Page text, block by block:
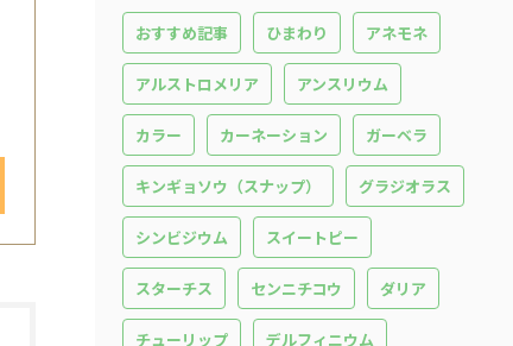
おすすめ記事 ひまわり アネモネ
アルストロメリア アンスリウム
カラー カーネーション ガーベラ
キンギョソウ（スナップ） グラジオラス
シンビジウム スイートピー
スターチス センニチコウ ダリア
チューリップ デルフィニウム